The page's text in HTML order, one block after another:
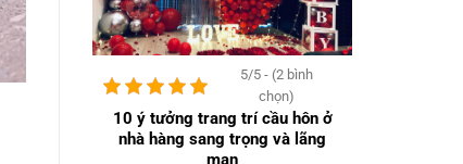
5/5 - (2 bình
chọn)
10 ý tưởng trang trí cầu hôn ở
nhà hàng sang trọng và lãng
mạn